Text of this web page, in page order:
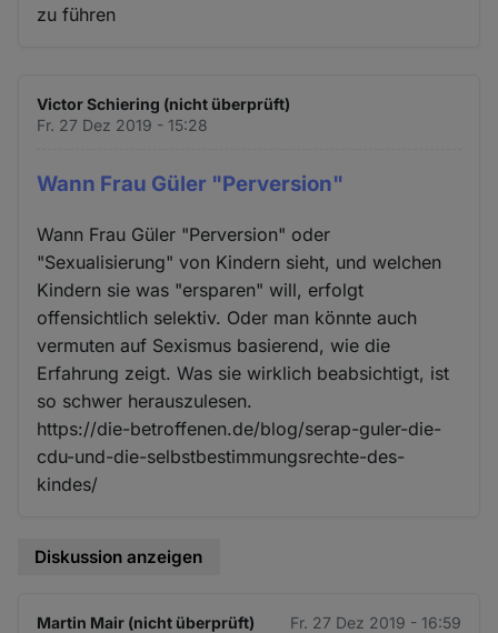
zu führen
Victor Schiering (nicht überprüft)
Fr. 27 Dez 2019 - 15:28
Wann Frau Güler "Perversion"
Wann Frau Güler "Perversion" oder
"Sexualisierung" von Kindern sieht, und welchen
Kindern sie was "ersparen" will, erfolgt
offensichtlich selektiv. Oder man könnte auch
vermuten auf Sexismus basierend, wie die
Erfahrung zeigt. Was sie wirklich beabsichtigt, ist
so schwer herauszulesen.
https://die-betroffenen.de/blog/serap-guler-die-
cdu-und-die-selbstbestimmungsrechte-des-
kindes/
Diskussion anzeigen
Martin Mair (nicht überprüft) Fr. 27 Dez 2019 - 16:59